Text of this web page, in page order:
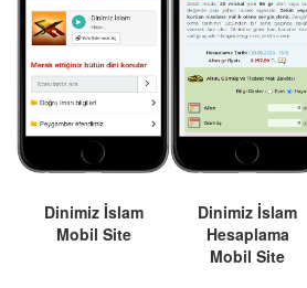
Dinimiz İslam
Mobil Site
Dinimiz İslam
Hesaplama
Mobil Site